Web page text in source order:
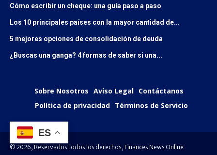
Cómo escribir un cheque: una guía paso a paso
Los 10 principales países con la mayor cantidad de...
5 mejores opciones de consolidación de deuda
¿Buscas una ganga? 4 formas de saber si una...
Sobre Nosotros Aviso Legal Contáctanos
Política de privacidad Términos de Servicio
© 2026, Reservados todos los derechos, Finances News Online
ES